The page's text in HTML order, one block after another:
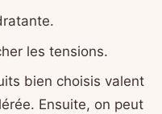
les tensions.
bien choisis valent
Ensuite, on peut